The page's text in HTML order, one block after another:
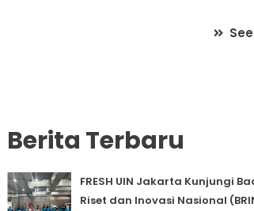
Berita Terbaru
FRESH UIN Jakarta Kunjungi
Riset dan Inovasi Nasional